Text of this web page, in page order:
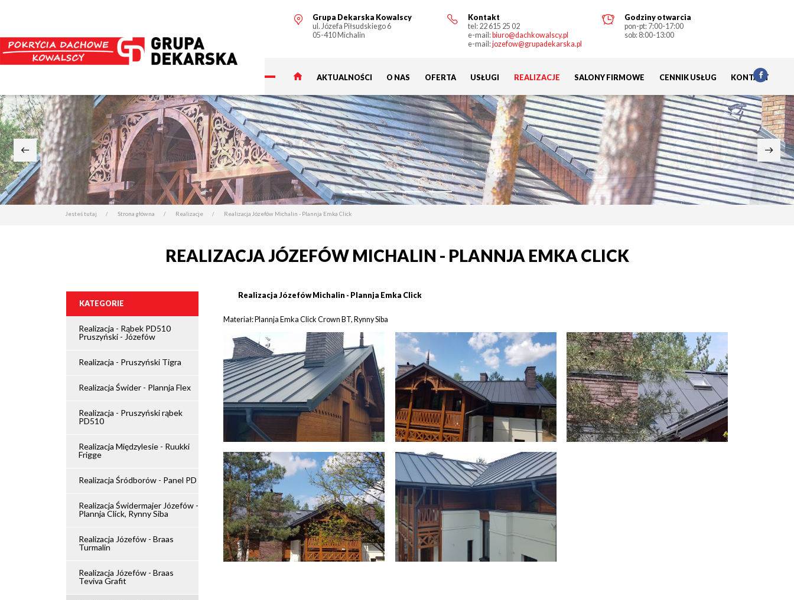
Grupa Dekarska Kowalscy
ul. Józefa Piłsudskiego 6
05-410 Michalin
Kontakt
tel: 22 615 25 02
e-mail:biuro@dachkowalscy.pl
e-mail:jozefow@grupadekarska.pl
Godziny otwarcia
pon-pt: 7:00-17:00
sob: 8:00-13:00
AKTUALNOŚCI O NAS OFERTA USŁUGI REALIZACJE SALONY FIRMOWE CENNIK USŁUG KONTAKT
Jesteś tutaj Strona główna Realizacje Realizacja Józefów Michalin - Plannja Emka Click
REALIZACJA JÓZEFÓW MICHALIN - PLANNJA EMKA CLICK
KATEGORIE
Realizacja - Rąbek PD510
Pruszyński - Józefów
Realizacja - Pruszyński Tigra
Realizacja Świder - Plannja Flex
Realizacja - Pruszyński rąbek
PD510
Realizacja Międzylesie - Ruukki
Frigge
Realizacja Śródborów - Panel PD
Realizacja Świdermajer Józefów -
Plannja Click, Rynny Siba
Realizacja Józefów - Braas
Turmalin
Realizacja Józefów - Braas
Teviva Grafit
Realizacja Józefów Michalin - Plannja Emka Click
Materiał: Plannja Emka Click Crown BT, Rynny Siba